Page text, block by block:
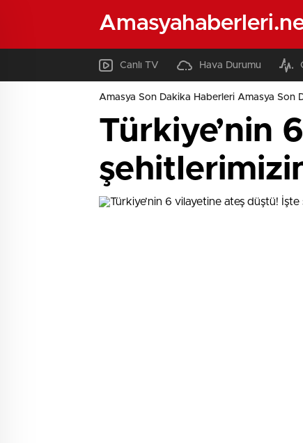
Canlı TV Hava Durumu
Amasya Son Dakika Haberleri Amasya Son
Türkiye’nin